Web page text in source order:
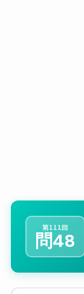
第111回
問48